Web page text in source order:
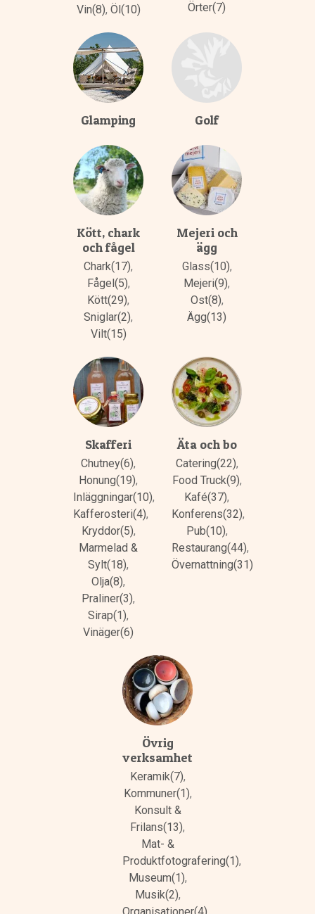
Vin(8), Öl(10)
Örter(7)
Glamping Golf
Kött, chark
och fågel
Chark(17),
Fågel(5),
Kött(29),
Sniglar(2),
Vilt(15)
Mejeri och
ägg
Glass(10),
Mejeri(9),
Ost(8),
Ägg(13)
Skafferi
Chutney(6),
Honung(19),
Inläggningar(10),
Kafferosteri(4),
Kryddor(5),
Marmelad &
Sylt(18),
Olja(8),
Praliner(3),
Sirap(1),
Vinäger(6)
Äta och bo
Catering(22),
Food Truck(9),
Kafé(37),
Konferens(32),
Pub(10),
Restaurang(44),
Övernattning(31)
Övrig
verksamhet
Keramik(7),
Kommuner(1),
Konsult &
Frilans(13),
Mat- &
Produktfotografering(1),
Museum(1),
Musik(2),